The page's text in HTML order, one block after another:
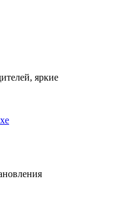
яркие